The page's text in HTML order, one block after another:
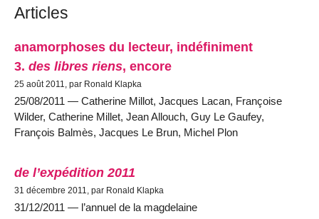
Articles
anamorphoses du lecteur, indéfiniment
3. des libres riens, encore
25 août 2011, par Ronald Klapka
25/08/2011 — Catherine Millot, Jacques Lacan, Françoise
Wilder, Catherine Millet, Jean Allouch, Guy Le Gaufey,
François Balmès, Jacques Le Brun, Michel Plon
de l’expédition 2011
31 décembre 2011, par Ronald Klapka
31/12/2011 — l’annuel de la magdelaine